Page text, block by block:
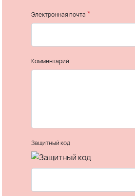
Электронная почта *
Комментарий
Защитный код